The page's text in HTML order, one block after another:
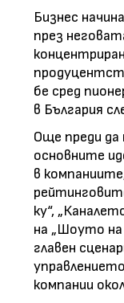
Бизнес
през
бе сред
в България
Още преди да
основните
в
ку“,
на „Шоуто на
главен
компании